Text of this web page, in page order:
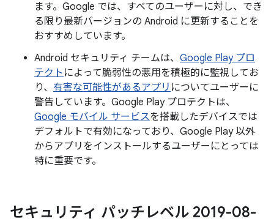
ます。Google では、すべてのユーザーに対し、でき
る限り最新バージョンの Android に更新することを
おすすめしています。
Android セキュリティ チームは、 Google Play プロ
テクト によって脆弱性の悪用を積極的に監視してお
り、 有害な可能性があるアプリ についてユーザーに
警告しています。Google Play プロテクトは、
Google モバイル サービスを搭載したデバイスでは
デフォルトで有効になっており、Google Play 以外
からアプリをインストールするユーザーにとっては
特に重要です。
セキュリティ パッチレベル 2019-08-